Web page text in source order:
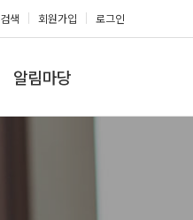
검색 회원가입 로그인
알림마당